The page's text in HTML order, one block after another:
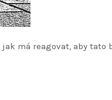
má reagovat, aby tato